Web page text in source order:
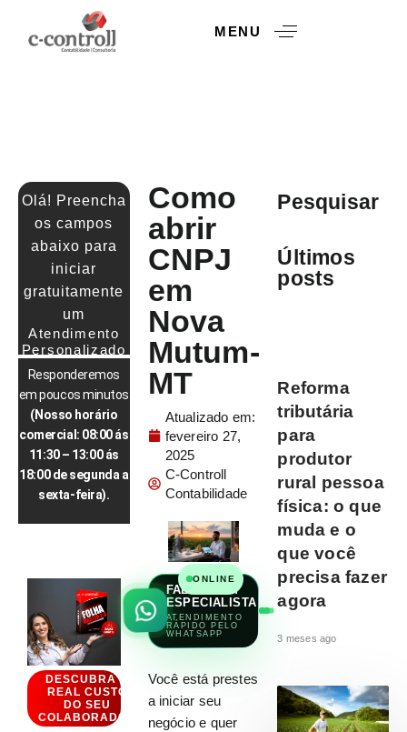
MENU
Olá! Preencha
os campos
abaixo para
iniciar
gratuitamente
um
Atendimento
Personalizado
Responderemos
em poucos minutos
(Nosso horário
comercial: 08:00 ás
11:30 – 13:00 ás
18:00 de segunda a
sexta-feira).
DESCUBRA O
REAL CUSTO
DO SEU
COLABORADOR
Como
abrir
CNPJ
em
Nova
Mutum-
MT
Atualizado em:
fevereiro 27,
2025
C-Controll
Contabilidade
ONLINE
FALAR COM
ESPECIALISTA
ATENDIMENTO
RÁPIDO PELO
WHATSAPP
Você está prestes
a iniciar seu
negócio e quer
Pesquisar
Últimos
posts
Reforma
tributária
para
produtor
rural pessoa
física: o que
muda e o
que você
precisa fazer
agora
3 meses ago